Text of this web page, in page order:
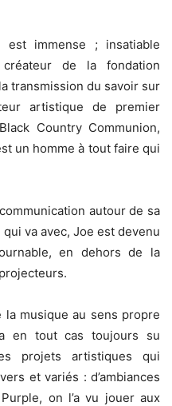
est immense ; insatiable
de la fondation
transmission du savoir sur
artistique de premier
Country Communion,
un homme à tout faire qui
autour de sa
va avec, Joe est devenu
en dehors de la
musique au sens propre
en tout cas toujours su
projets artistiques qui
et variés : d’ambiances
on l’a vu jouer aux